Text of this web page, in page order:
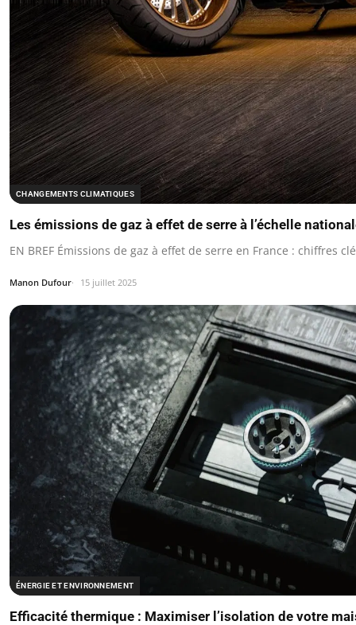
CHANGEMENTS CLIMATIQUES
Les émissions de gaz à effet de serre à l’échelle
EN BREF Émissions de gaz à effet de serre en France : chiffres
Manon Dufour 15 juillet 2025
ÉNERGIE ET ENVIRONNEMENT
Efficacité thermique : Maximiser l’isolation de votre